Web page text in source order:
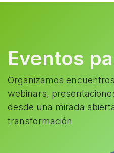
Eventos
Organizamos
webinars,
desde una mirada
transformación